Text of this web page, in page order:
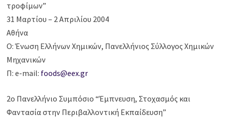
τροφίμων”
31 Μαρτίου – 2 Απριλίου 2004
Αθήνα
Ο: Ένωση Ελλήνων Χημικών, Πανελλήνιος Σύλλογος Χημικών
Μηχανικών
Π: e-mail: foods@eex.gr
2ο Πανελλήνιο Συμπόσιο “Έμπνευση, Στοχασμός και
Φαντασία στην Περιβαλλοντική Εκπαίδευση”